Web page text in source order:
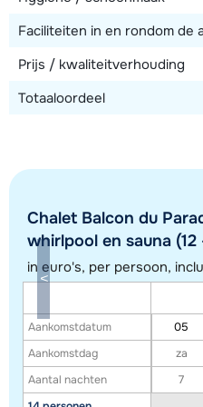
Toon alle accommodaties
Deze kaart geeft een indicatie van
exacte locatie kan enigszins afwijken.
Faciliteiten in en rondom de
Prijs / kwaliteitverhouding
Totaaloordeel
Chalet Balcon du
whirlpool en sauna (12
in euro's, per persoon,
Aankomstdatum
Aankomstdag
Aantal nachten
05
za
7